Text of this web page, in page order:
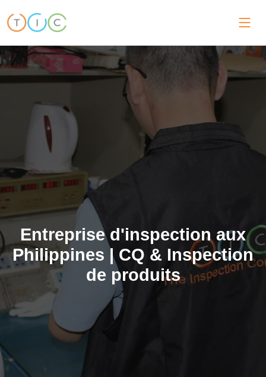
Entreprise d'inspection aux
Philippines | CQ & Inspection
de produits